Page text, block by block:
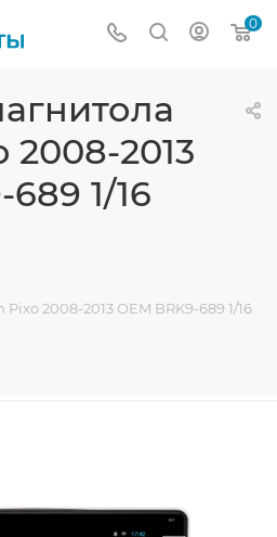
0
2008-2013
1/16
2008-2013 OEM BRK9-689 1/16